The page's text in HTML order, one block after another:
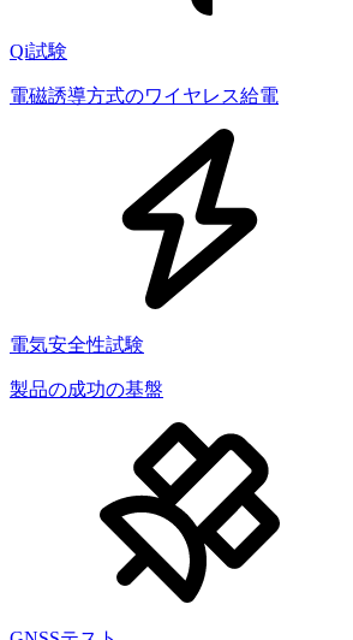
Qi試験
電磁誘導方式のワイヤレス給電
電気安全性試験
製品の成功の基盤